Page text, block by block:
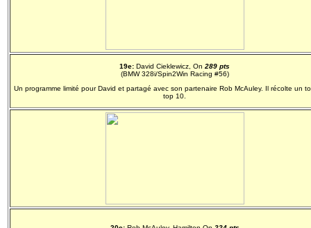
19e: David Cieklewicz, On 289 pts
(BMW 328i/Spin2Win Racing #56)
Un programme limité pour David et partagé avec son partenaire Rob McAuley. Il récolte un
top 10.